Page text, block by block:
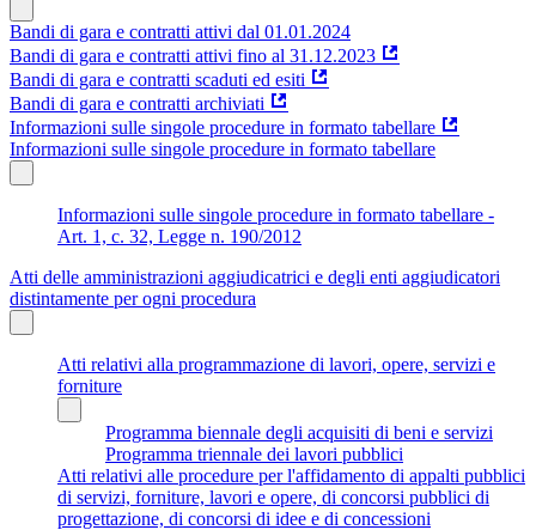
Bandi di gara e contratti attivi dal 01.01.2024
Bandi di gara e contratti attivi fino al 31.12.2023
Bandi di gara e contratti scaduti ed esiti
Bandi di gara e contratti archiviati
Informazioni sulle singole procedure in formato tabellare
Informazioni sulle singole procedure in formato tabellare
Informazioni sulle singole procedure in formato tabellare -
Art. 1, c. 32, Legge n. 190/2012
Atti delle amministrazioni aggiudicatrici e degli enti aggiudicatori
distintamente per ogni procedura
Atti relativi alla programmazione di lavori, opere, servizi e
forniture
Programma biennale degli acquisiti di beni e servizi
Programma triennale dei lavori pubblici
Atti relativi alle procedure per l'affidamento di appalti pubblici
di servizi, forniture, lavori e opere, di concorsi pubblici di
progettazione, di concorsi di idee e di concessioni